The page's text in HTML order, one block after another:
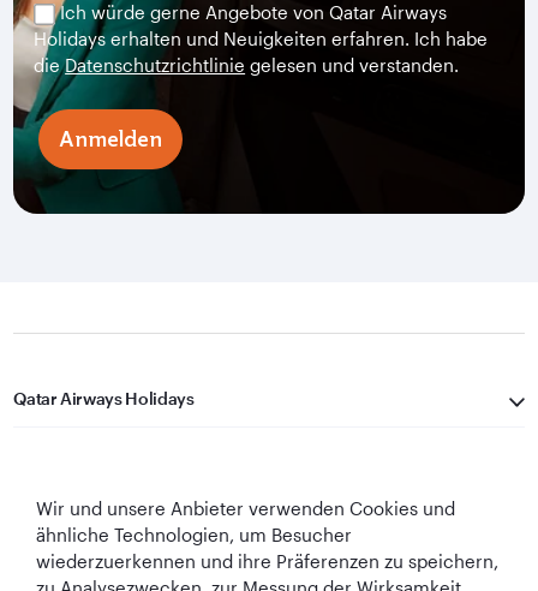
Ich würde gerne Angebote von Qatar Airways
Holidays erhalten und Neuigkeiten erfahren. Ich habe
dieDatenschutzrichtlinie gelesen und verstanden.
Anmelden
Qatar Airways Holidays
In Verbindung bleiben
Wir und unsere Anbieter verwenden Cookies und
ähnliche Technologien, um Besucher
wiederzuerkennen und ihre Präferenzen zu speichern,